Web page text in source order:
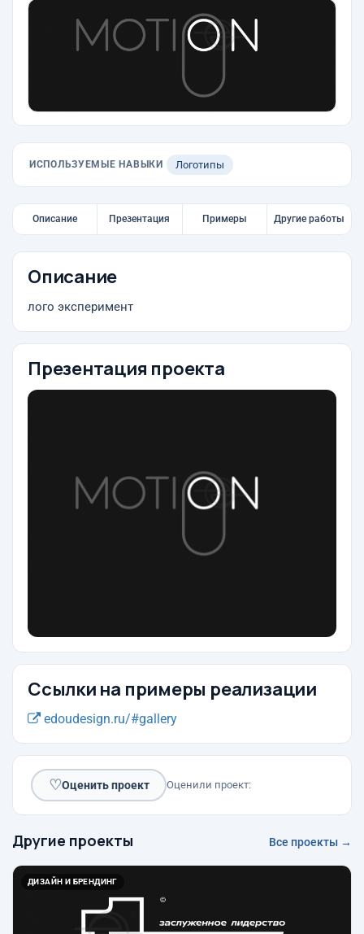
ИСПОЛЬЗУЕМЫЕ НАВЫКИ Логотипы
Описание Презентация Примеры Другие работы
Описание
лого эксперимент
Презентация проекта
Ссылки на примеры реализации
edoudesign.ru/#gallery
♡Оценить проект Оценили проект:
Другие проекты Все проекты →
ДИЗАЙН И БРЕНДИНГ